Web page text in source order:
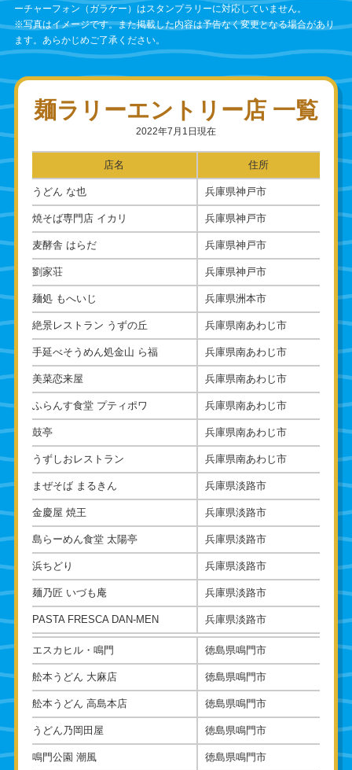
ーチャーフォン（ガラケー）はスタンプラリーに対応していません。
※写真はイメージです。また掲載した内容は予告なく変更となる場合があり
ます。あらかじめご了承ください。
麺ラリーエントリー店 一覧
2022年7月1日現在
店名 住所
うどん な也 兵庫県神戸市
焼そば専門店 イカリ 兵庫県神戸市
麦酵舎 はらだ 兵庫県神戸市
劉家荘 兵庫県神戸市
麺処 もへいじ 兵庫県洲本市
絶景レストラン うずの丘 兵庫県南あわじ市
手延べそうめん処金山 ら福 兵庫県南あわじ市
美菜恋来屋 兵庫県南あわじ市
ふらんす食堂 プティポワ 兵庫県南あわじ市
鼓亭 兵庫県南あわじ市
うずしおレストラン 兵庫県南あわじ市
まぜそば まるきん 兵庫県淡路市
金慶屋 焼王 兵庫県淡路市
島らーめん食堂 太陽亭 兵庫県淡路市
浜ちどり 兵庫県淡路市
麺乃匠 いづも庵 兵庫県淡路市
PASTA FRESCA DAN-MEN 兵庫県淡路市
エスカヒル・鳴門 徳島県鳴門市
舩本うどん 大麻店 徳島県鳴門市
舩本うどん 高島本店 徳島県鳴門市
うどん乃岡田屋 徳島県鳴門市
鳴門公園 潮風 徳島県鳴門市